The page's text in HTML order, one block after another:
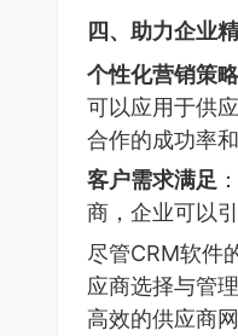
四、助力企业
个性化营销策略
可以应用于供
合作的成功率和
客户需求满足
商，企业可以
尽管CRM软件
应商选择与管
高效的供应商